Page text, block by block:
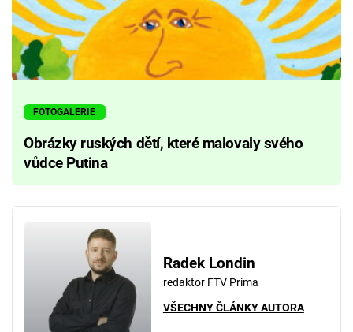
FOTOGALERIE
Obrázky ruských dětí, které malovaly svého
vůdce Putina
Radek Londin
redaktor FTV Prima
VŠECHNY ČLÁNKY AUTORA